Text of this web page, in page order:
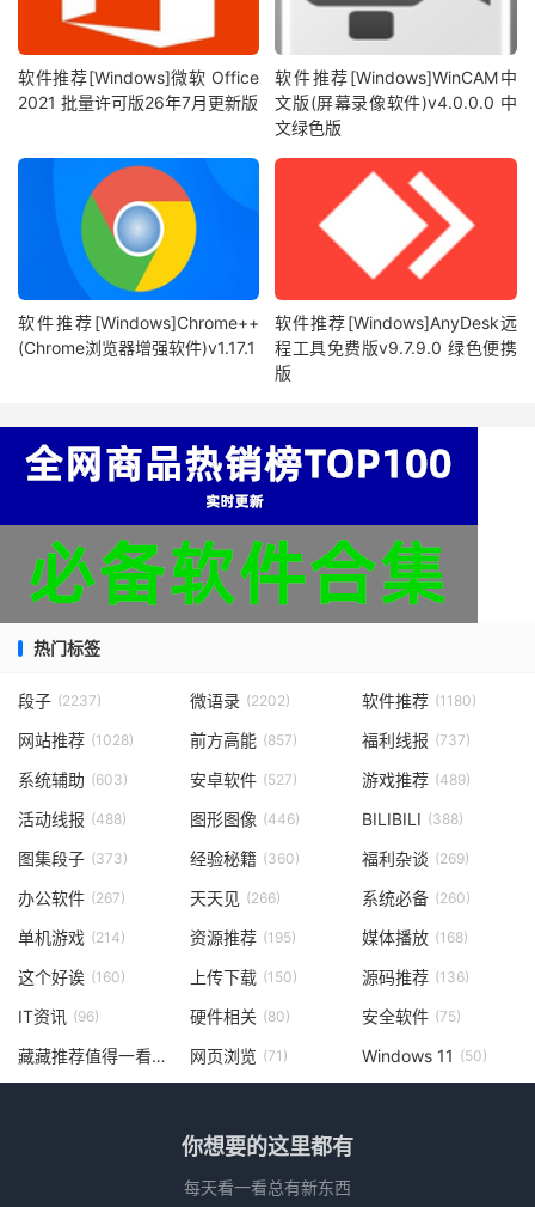
软件推荐[Windows]微软 Office
2021 批量许可版26年7月更新版
软件推荐[Windows]WinCAM中
文版(屏幕录像软件)v4.0.0.0 中
文绿色版
软件推荐[Windows]Chrome++
(Chrome浏览器增强软件)v1.17.1
软件推荐[Windows]AnyDesk远
程工具免费版v9.7.9.0 绿色便携
版
热门标签
段子 (2237) 微语录 (2202) 软件推荐 (1180)
网站推荐 (1028) 前方高能 (857) 福利线报 (737)
系统辅助 (603) 安卓软件 (527) 游戏推荐 (489)
活动线报 (488) 图形图像 (446) BILIBILI (388)
图集段子 (373) 经验秘籍 (360) 福利杂谈 (269)
办公软件 (267) 天天见 (266) 系统必备 (260)
单机游戏 (214) 资源推荐 (195) 媒体播放 (168)
这个好诶 (160) 上传下载 (150) 源码推荐 (136)
IT资讯 (96) 硬件相关 (80) 安全软件 (75)
藏藏推荐值得一看(73) 网页浏览 (71) Windows 11 (50)
你想要的这里都有
每天看一看总有新东西